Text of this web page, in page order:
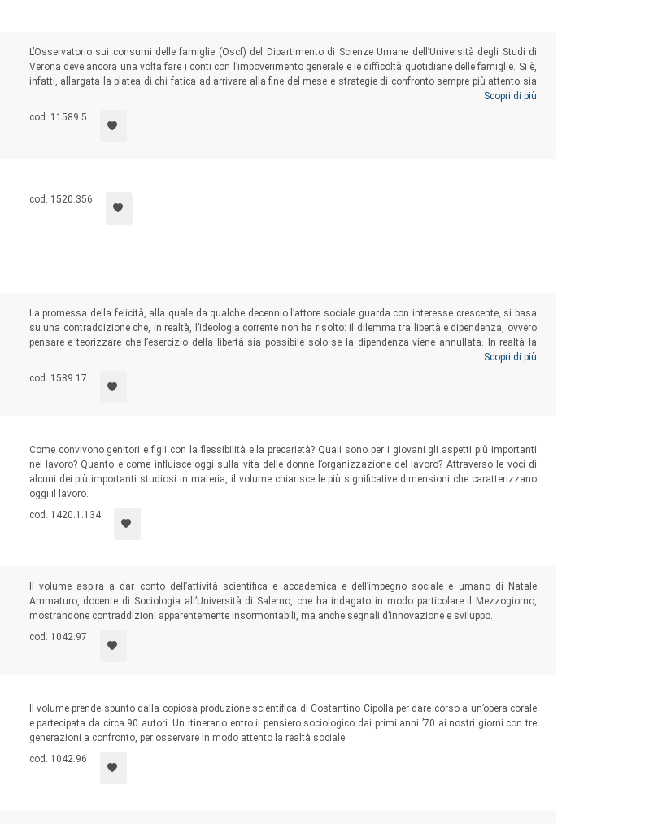
L’Osservatorio sui consumi delle famiglie (Oscf) del Dipartimento di Scienze Umane dell’Università degli Studi di
Verona deve ancora una volta fare i conti con l’impoverimento generale e le difficoltà quotidiane delle famiglie. Si è,
infatti, allargata la platea di chi fatica ad arrivare alla fine del mese e strategie di confronto sempre più attento sia
degli acquisti che dei consumi sono divenute pane quotidiano anche per coloro che hanno risentito meno delle
difficoltà economiche.
Scopri di più
cod. 11589.5
cod. 1520.356
La promessa della felicità, alla quale da qualche decennio l’attore sociale guarda con interesse crescente, si basa
su una contraddizione che, in realtà, l’ideologia corrente non ha risolto: il dilemma tra libertà e dipendenza, ovvero
pensare e teorizzare che l’esercizio della libertà sia possibile solo se la dipendenza viene annullata. In realtà la
dipendenza non si può sopprimere, perché la vita quotidiana è fatta di intrecci, relazioni, connessioni che
costituiscono la rete di un sistema di interdipendenza di cui nessuno può fare a meno.
Scopri di più
cod. 1589.17
Come convivono genitori e figli con la flessibilità e la precarietà? Quali sono per i giovani gli aspetti più importanti
nel lavoro? Quanto e come influisce oggi sulla vita delle donne l’organizzazione del lavoro? Attraverso le voci di
alcuni dei più importanti studiosi in materia, il volume chiarisce le più significative dimensioni che caratterizzano
oggi il lavoro.
cod. 1420.1.134
Il volume aspira a dar conto dell’attività scientifica e accademica e dell’impegno sociale e umano di Natale
Ammaturo, docente di Sociologia all’Università di Salerno, che ha indagato in modo particolare il Mezzogiorno,
mostrandone contraddizioni apparentemente insormontabili, ma anche segnali d’innovazione e sviluppo.
cod. 1042.97
Il volume prende spunto dalla copiosa produzione scientifica di Costantino Cipolla per dare corso a un’opera corale
e partecipata da circa 90 autori. Un itinerario entro il pensiero sociologico dai primi anni ’70 ai nostri giorni con tre
generazioni a confronto, per osservare in modo attento la realtà sociale.
cod. 1042.96